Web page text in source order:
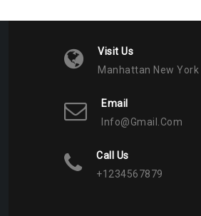
Visit Us
Manhattan New York
Email
Info@gmail.com
Call Us
+1234567879